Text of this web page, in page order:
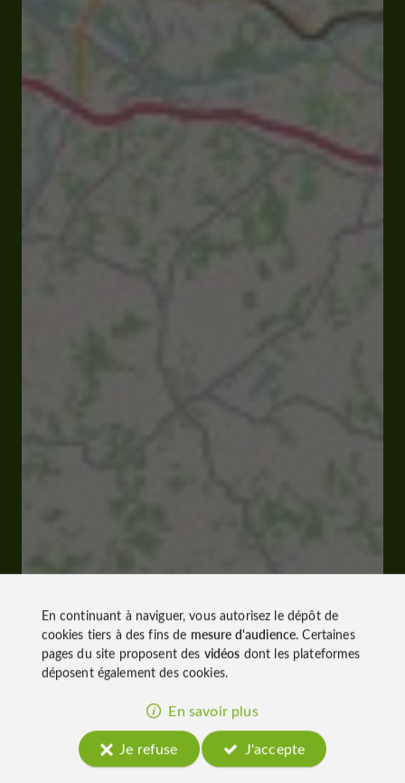
En continuant à naviguer, vous autorisez le dépôt de
cookies tiers à des fins de mesure d'audience. Certaines
pages du site proposent des vidéos dont les plateformes
déposent également des cookies.
En savoir plus
Je refuse
J'accepte